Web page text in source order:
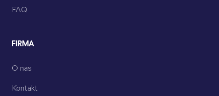
FAQ
FIRMA
O nas
Kontakt